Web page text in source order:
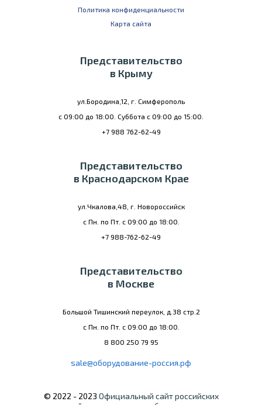
Политика конфиденциальности
Карта сайта
Представительство
в Крыму
ул.Бородина,12, г. Симферополь
с 09:00 до 18:00. Суббота с 09:00 до 15:00.
+7 988 762-62-49
Представительство
в Краснодарском Крае
ул.Чкалова,48, г. Новороссийск
с Пн. по Пт. с 09:00 до 18:00.
+7 988-762-62-49
Представительство
в Москве
Большой Тишинский переулок, д.38 стр.2
с Пн. по Пт. с 09:00 до 18:00.
8 800 250 79 95
sale@оборудование-россия.рф
© 2022 - 2023 Официальный сайт российских